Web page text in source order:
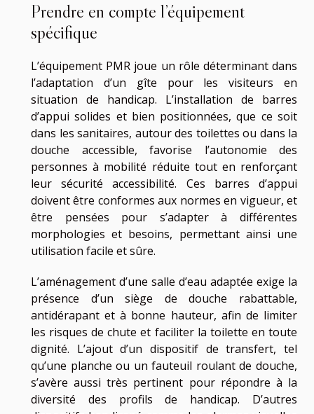
Prendre en compte l’équipement
spécifique
L’équipement PMR joue un rôle déterminant dans
l’adaptation d’un gîte pour les visiteurs en
situation de handicap. L’installation de barres
d’appui solides et bien positionnées, que ce soit
dans les sanitaires, autour des toilettes ou dans la
douche accessible, favorise l’autonomie des
personnes à mobilité réduite tout en renforçant
leur sécurité accessibilité. Ces barres d’appui
doivent être conformes aux normes en vigueur, et
être pensées pour s’adapter à différentes
morphologies et besoins, permettant ainsi une
utilisation facile et sûre.
L’aménagement d’une salle d’eau adaptée exige la
présence d’un siège de douche rabattable,
antidérapant et à bonne hauteur, afin de limiter
les risques de chute et faciliter la toilette en toute
dignité. L’ajout d’un dispositif de transfert, tel
qu’une planche ou un fauteuil roulant de douche,
s’avère aussi très pertinent pour répondre à la
diversité des profils de handicap. D’autres